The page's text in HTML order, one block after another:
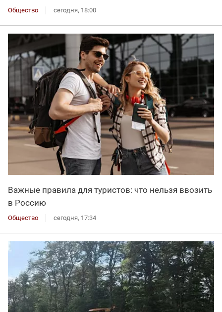
Общество сегодня, 18:00
Важные правила для туристов: что нельзя ввозить
в Россию
Общество сегодня, 17:34